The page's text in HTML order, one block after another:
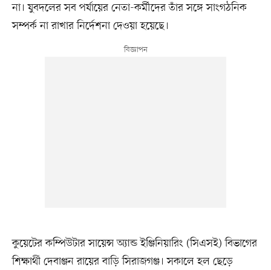
না। যুবদলের সব পর্যায়ের নেতা-কর্মীদের তাঁর সঙ্গে সাংগঠনিক
সম্পর্ক না রাখার নির্দেশনা দেওয়া হয়েছে।
কুয়েটের কম্পিউটার সায়েন্স অ্যান্ড ইঞ্জিনিয়ারিং (সিএসই) বিভাগের
শিক্ষার্থী দেবাঞ্জন রায়ের বাড়ি সিরাজগঞ্জ। সকালে হল ছেড়ে